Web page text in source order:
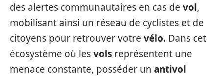
des alertes communautaires en cas de vol,
mobilisant ainsi un réseau de cyclistes et de
citoyens pour retrouver votre vélo. Dans cet
écosystème où lesvols représentent une
menace constante, posséder un antivol